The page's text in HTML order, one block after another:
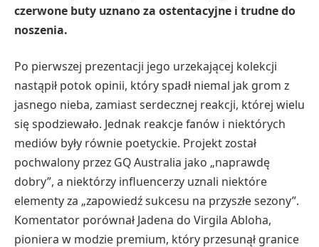
czerwone buty uznano za ostentacyjne i trudne do
noszenia.
Po pierwszej prezentacji jego urzekającej kolekcji
nastąpił potok opinii, który spadł niemal jak grom z
jasnego nieba, zamiast serdecznej reakcji, której wielu
się spodziewało. Jednak reakcje fanów i niektórych
mediów były równie poetyckie. Projekt został
pochwalony przez GQ Australia jako „naprawdę
dobry”, a niektórzy influencerzy uznali niektóre
elementy za „zapowiedź sukcesu na przyszłe sezony”.
Komentator porównał Jadena do Virgila Abloha,
pioniera w modzie premium, który przesunął granice